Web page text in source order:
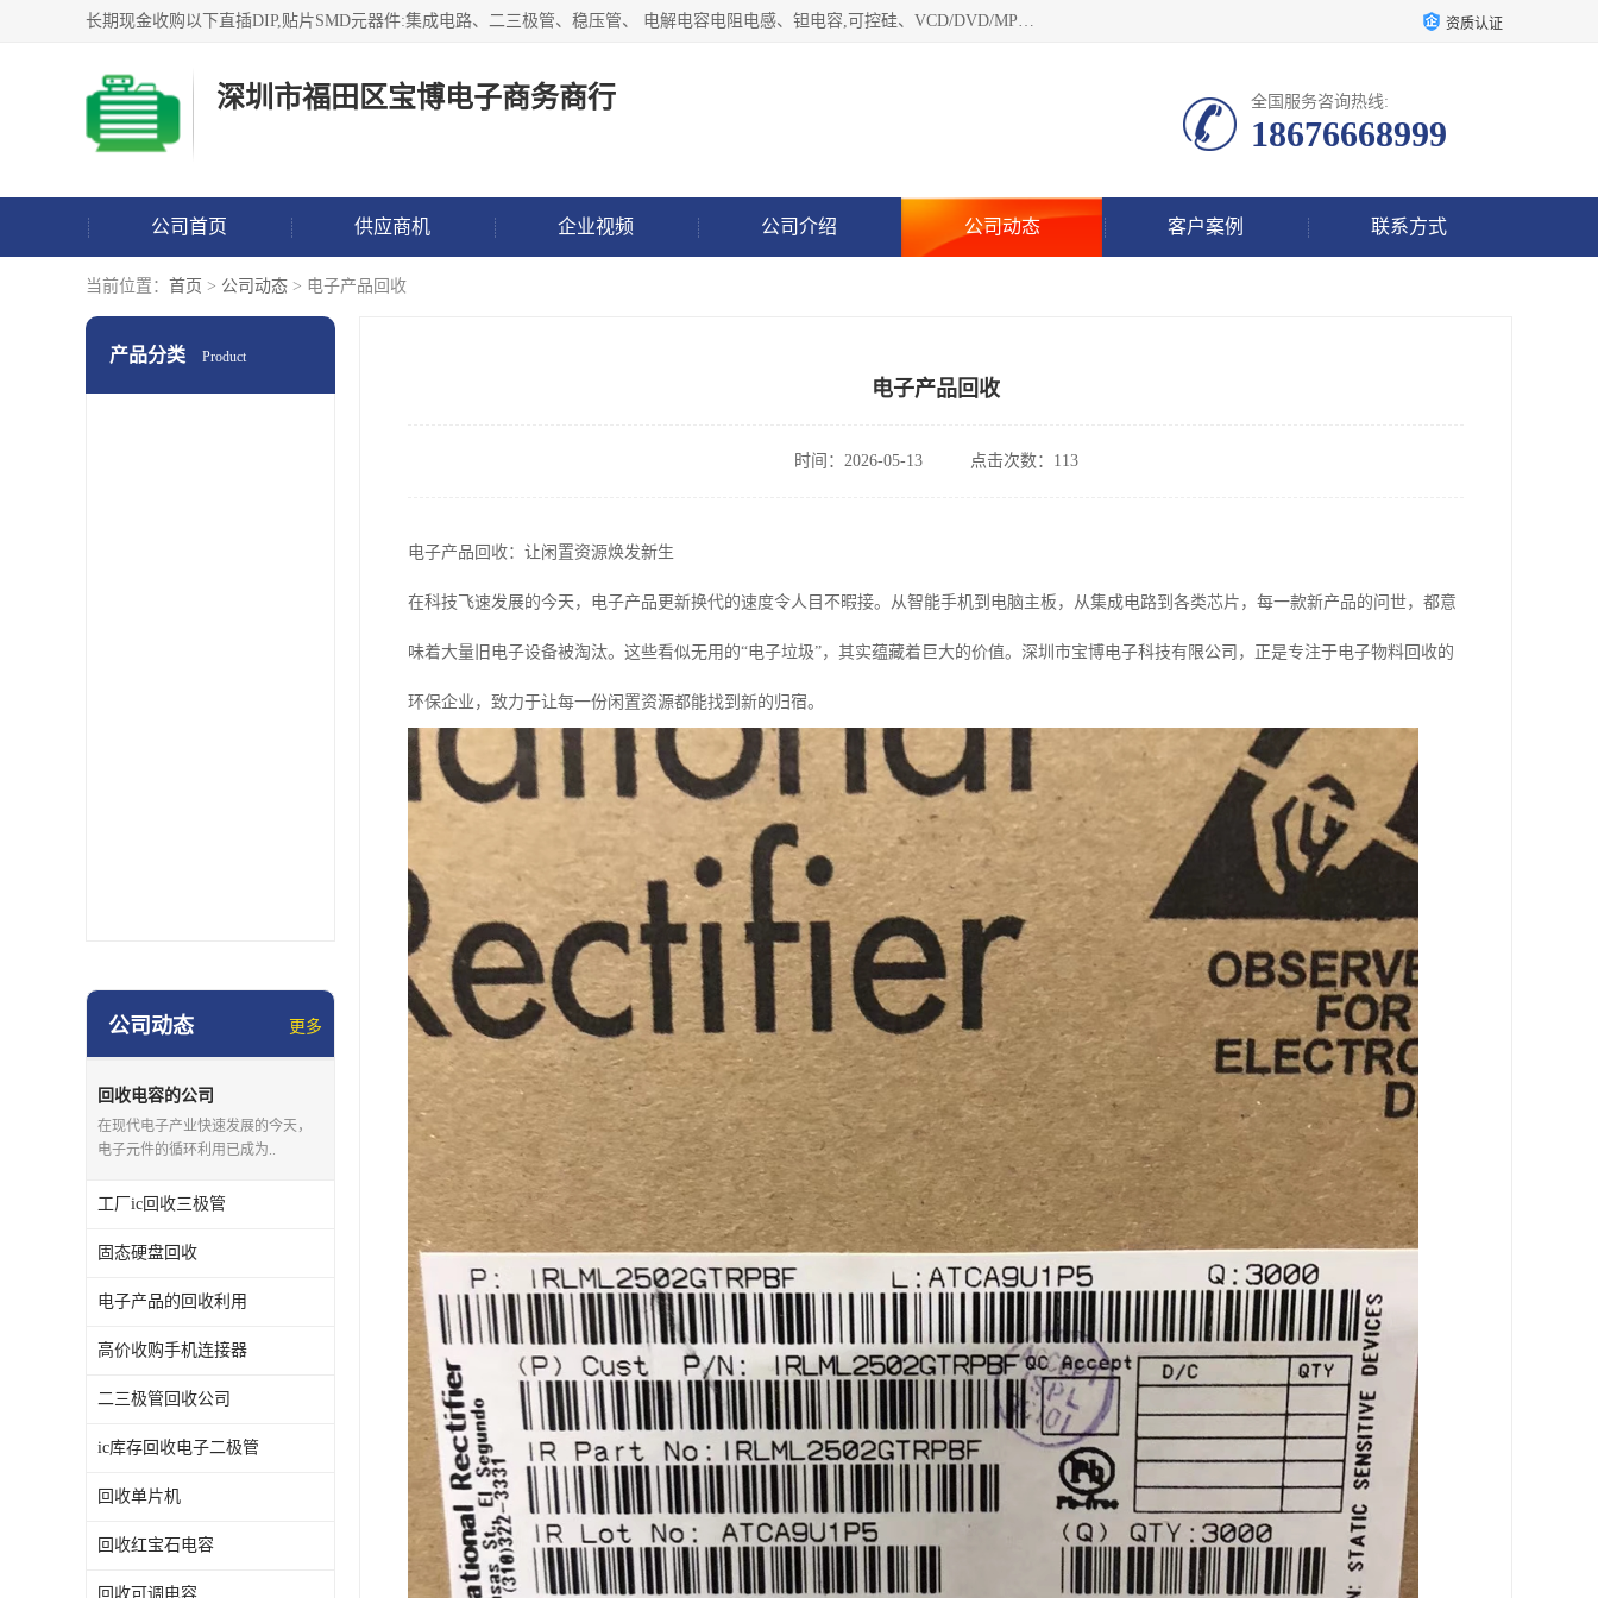
长期现金收购以下直插DIP,贴片SMD元器件:集成电路、二三极管、稳压管、 电解电容电阻电感、钽电容,可控硅、VCD/DVD/MP3激光头、红外发射接收、行管、 BGA芯片,霍尔元件、发光管、晶振,继电器,舌簧管舌簧继电器等各种电子元器件 , 量大量小不限!QQ9 联系电话谢先生 E-mail 资质认证
深圳市福田区宝博电子商务商行 全国服务咨询热线:
18676668999
公司首页 供应商机 企业视频 公司介绍 公司动态 客户案例 联系方式
当前位置： 首页 > 公司动态 > 电子产品回收
产品分类 Product
公司动态 更多
回收电容的公司
在现代电子产业快速发展的今天，
电子元件的循环利用已成为..
工厂ic回收三极管
固态硬盘回收
电子产品的回收利用
高价收购手机连接器
二三极管回收公司
ic库存回收电子二极管
回收单片机
回收红宝石电容
回收可调电容
电子产品回收
时间：2026-05-13 点击次数：113
电子产品回收：让闲置资源焕发新生
在科技飞速发展的今天，电子产品更新换代的速度令人目不暇接。从智能手机到电脑主板，从集成电路到各类芯片，每一款新产品的问世，都意
味着大量旧电子设备被淘汰。这些看似无用的“电子垃圾”，其实蕴藏着巨大的价值。深圳市宝博电子科技有限公司，正是专注于电子物料回收的
环保企业，致力于让每一份闲置资源都能找到新的归宿。